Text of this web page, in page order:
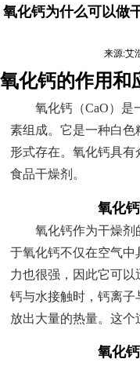
氧化钙为什么可以做
来源:艾
氧化钙的作用和
氧化钙（CaO）是
素组成。它是一种白
形式存在。氧化钙具
食品干燥剂。
氧化
氧化钙作为干燥剂
于氧化钙不仅在空气
力也很强，因此它可
钙与水接触时，钙离
放出大量的热量。这个
氧化